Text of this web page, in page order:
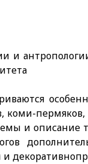
и
и описание